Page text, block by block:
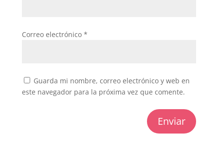
Correo electrónico *
Guarda mi nombre, correo electrónico y web en
este navegador para la próxima vez que comente.
Enviar